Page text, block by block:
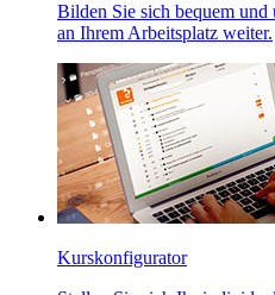
Bilden Sie sich bequem
an Ihrem Arbeitsplatz weiter.
Kurskonfigurator